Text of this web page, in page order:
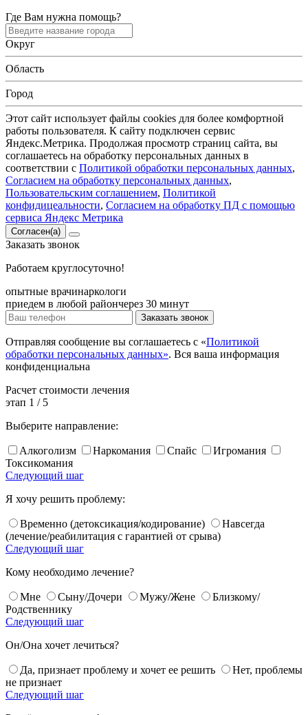
Где Вам нужна помощь?
Округ
Область
Город
Этот сайт использует файлы cookies для более комфортной
работы пользователя. К сайту подключен сервис
Яндекс.Метрика. Продолжая просмотр страниц сайта, вы
соглашаетесь на обработку персональных данных в
соответствии с Политикой обработки персональных данных,
Согласием на обработку персональных данных,
Пользовательским соглашением, Политикой
конфидицеальности, Согласием на обработку ПД с помощью
сервиса Яндекс Метрика
Согласен(а)
Заказать звонок
Работаем круглосуточно!
опытные врачинаркологи
приедем в любой райончерез 30 минут
Заказать звонок
Отправляя сообщение вы соглашаетесь с «Политикой
обработки персональных данных». Вся ваша информация
конфиденциальна
Расчет стоимости лечения
этап 1 / 5
Выберите направление:
Алкоголизм Наркомания Спайс
Игромания
Токсикомания
Следующий шаг
Я хочу решить проблему:
Временно (детоксикация/кодирование)
Навсегда
(лечение/реабилитация с гарантией от срыва)
Следующий шаг
Кому необходимо лечение?
Мне Сыну/Дочери Мужу/Жене
Близкому/
Родственнику
Следующий шаг
Он/Она хочет лечиться?
Да, признает проблему и хочет ее решить
Нет, проблемы
не признает
Следующий шаг